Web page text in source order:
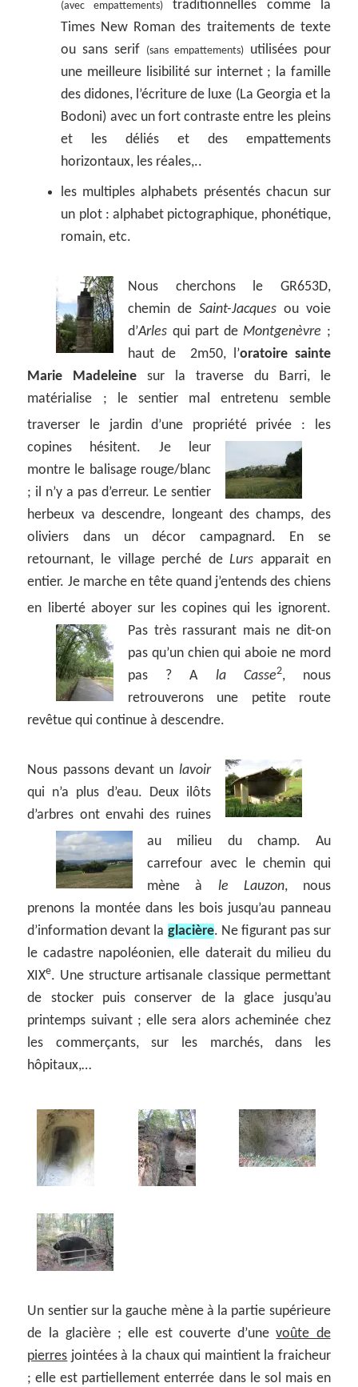
(avec empattements)
traditionnelles comme la
Times New Roman des traitements de texte
ou sans serif (sans empattements)utilisées pour
une meilleure lisibilité sur internet ; la famille
des didones, l’écriture de luxe (La Georgia et la
Bodoni) avec un fort contraste entre les pleins
et les déliés et des empattements
horizontaux, les réales,..
les multiples alphabets présentés chacun sur
un plot : alphabet pictographique, phonétique,
romain, etc.
Nous cherchons le GR653D,
chemin de Saint-Jacques ou voie
d’Arles qui part de Montgenèvre ;
haut de 2m50, l’oratoire sainte
Marie Madeleine sur la traverse du Barri, le
matérialise ; le sentier mal entretenu semble
traverser le jardin d’une propriété privée : les
copines hésitent. Je leur
montre le balisage rouge/blanc
; il n’y a pas d’erreur. Le sentier
herbeux va descendre, longeant des champs, des
oliviers dans un décor campagnard. En se
retournant, le village perché deLurs apparait en
entier. Je marche en tête quand j’entends des chiens
en liberté aboyer sur les copines qui les ignorent.
Pas très rassurant mais ne dit-on
pas qu’un chien qui aboie ne mord
pas ? A la Casse2, nous
retrouverons une petite route
revêtue qui continue à descendre.
Nous passons devant un lavoir
qui n’a plus d’eau. Deux ilôts
d’arbres ont envahi des ruines
au milieu du champ. Au
carrefour avec le chemin qui
mène à le Lauzon, nous
prenons la montée dans les bois jusqu’au panneau
d’information devant la glacière. Ne figurant pas sur
le cadastre napoléonien, elle daterait du milieu du
XIXe. Une structure artisanale classique permettant
de stocker puis conserver de la glace jusqu’au
printemps suivant ; elle sera alors acheminée chez
les commerçants, sur les marchés, dans les
hôpitaux,…
Un sentier sur la gauche mène à la partie supérieure
de la glacière ; elle est couverte d’unevoûte de
pierres jointées à la chaux qui maintient la fraicheur
; elle est partiellement enterrée dans le sol mais en